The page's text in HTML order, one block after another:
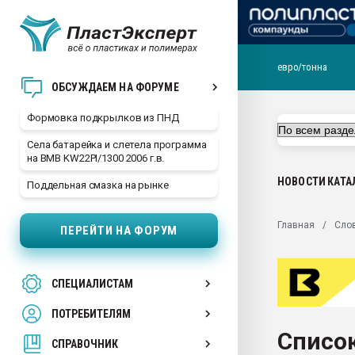
ОБСУЖДАЕМ НА ФОРУМЕ
Формовка подкрылков из ПНД
Села батарейка и слетела программа
на BMB KW22PI/1300 2006 г.в.
Поддельная смазка на рынке
ПЕРЕЙТИ НА ФОРУМ
СПЕЦИАЛИСТАМ
ПОТРЕБИТЕЛЯМ
СПРАВОЧНИК
29.07.2026 ФРП помог
Вакуум-формовочные
ближайшее
28.07.2026
первый план в
ситуацией на
евро/тонна
НОВОСТИ
Главная